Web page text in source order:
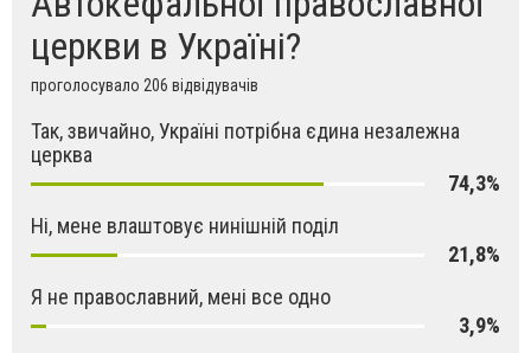
церкви в Україні?
проголосувало 206 відвідувачів
Так, звичайно, Україні потрібна єдина незалежна
церква
74,3%
Ні, мене влаштовує нинішній поділ
21,8%
Я не православний, мені все одно
3,9%